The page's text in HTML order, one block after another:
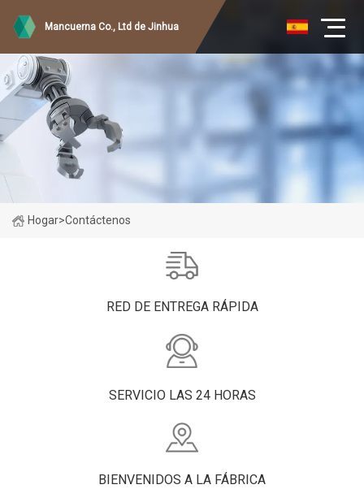
Mancuerna Co., Ltd de Jinhua
Hogar>Contáctenos
RED DE ENTREGA RÁPIDA
SERVICIO LAS 24 HORAS
BIENVENIDOS A LA FÁBRICA